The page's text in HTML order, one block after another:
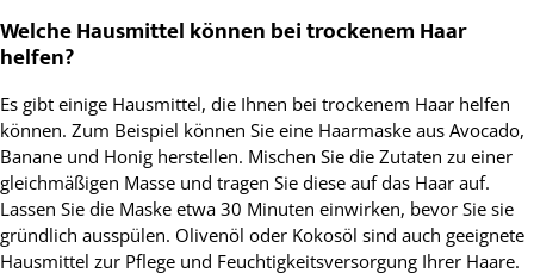
Welche Hausmittel können bei trockenem Haar
helfen?
Es gibt einige Hausmittel, die Ihnen bei trockenem Haar helfen
können. Zum Beispiel können Sie eine Haarmaske aus Avocado,
Banane und Honig herstellen. Mischen Sie die Zutaten zu einer
gleichmäßigen Masse und tragen Sie diese auf das Haar auf.
Lassen Sie die Maske etwa 30 Minuten einwirken, bevor Sie sie
gründlich ausspülen. Olivenöl oder Kokosöl sind auch geeignete
Hausmittel zur Pflege und Feuchtigkeitsversorgung Ihrer Haare.